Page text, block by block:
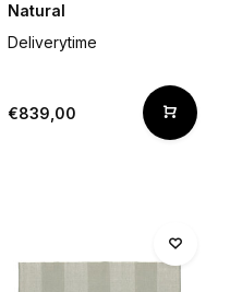
Natural
Deliverytime
€839,00